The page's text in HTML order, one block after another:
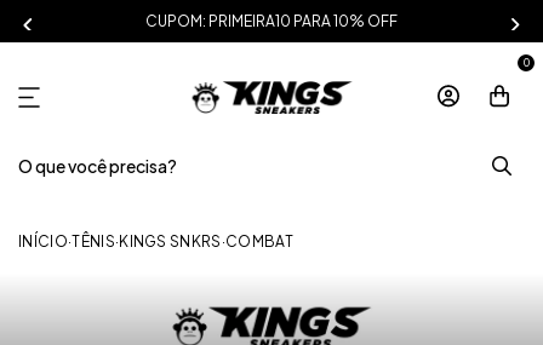
CUPOM: PRIMEIRA10 PARA 10% OFF
0
INÍCIO·TÊNIS· KINGS SNKRS ·COMBAT